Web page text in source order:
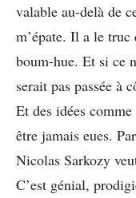
valable au-delà de
m’épate. Il a le
boum-hue. Et si ce
serait pas passée à
Et des idées
être jamais eues.
Nicolas Sarkozy
C’est génial,